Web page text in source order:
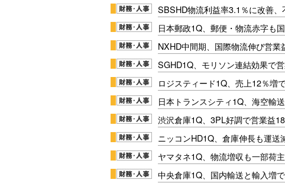
SBSHD物流利益率3.1％に改善
日本郵政1Q、郵便・物流赤字も
NXHD中間期、国際物流伸び営業
SGHD1Q、モリソン連結効果で
ロジスティード1Q、売上12％増
日本トランスシティ1Q、海空輸
渋沢倉庫1Q、3PL好調で営業益
ニッコンHD1Q、倉庫伸長も運送
ヤマタネ1Q、物流増収も一部荷
中央倉庫1Q、国内輸送と輸入増